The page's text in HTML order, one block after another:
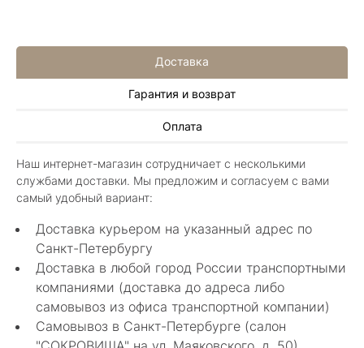
Доставка
Гарантия и возврат
Оплата
Наш интернет-магазин сотрудничает с несколькими
службами доставки. Мы предложим и согласуем с вами
самый удобный вариант:
Доставка курьером на указанный адрес по
Санкт-Петербургу
Доставка в любой город России транспортными
компаниями (доставка до адреса либо
самовывоз из офиса транспортной компании)
Самовывоз в Санкт-Петербурге (салон
Алла Майорова
Классные изделия, оригинальные не похожие
в других магазинах. Сотрудники очень
грамотные специалисты в своем деле помогли
с выбором.
Показать полностью
Нелли Г.
4 мая 2025
Каждый раз бывая на Большой Конюшенной